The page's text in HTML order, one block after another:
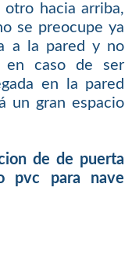
hacia arriba,
se preocupe ya
a la pared y no
en caso de ser
en la pared
un gran espacio
de de puerta
pvc para nave